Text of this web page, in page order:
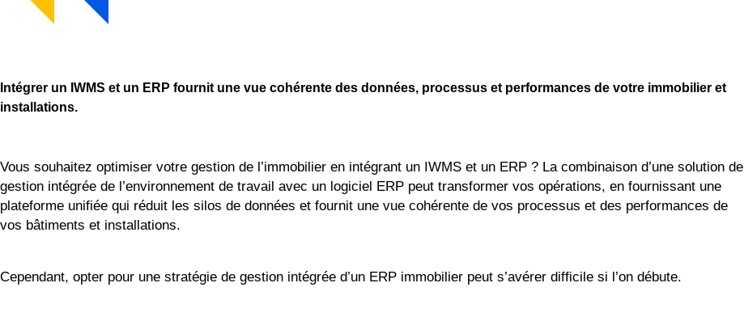
Intégrer un IWMS et un ERP fournit une vue cohérente des données, processus et performances de votre immobilier et
installations.
Vous souhaitez optimiser votre gestion de l’immobilier en intégrant un IWMS et un ERP ? La combinaison d’une solution de
gestion intégrée de l’environnement de travail avec un logiciel ERP peut transformer vos opérations, en fournissant une
plateforme unifiée qui réduit les silos de données et fournit une vue cohérente de vos processus et des performances de
vos bâtiments et installations.
Cependant, opter pour une stratégie de gestion intégrée d’un ERP immobilier peut s’avérer difficile si l’on débute.